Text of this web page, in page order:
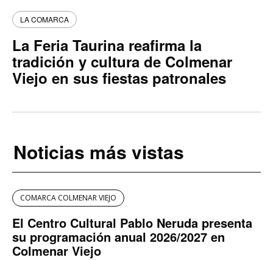
LA COMARCA
La Feria Taurina reafirma la
tradición y cultura de Colmenar
Viejo en sus fiestas patronales
Noticias más vistas
COMARCA COLMENAR VIEJO
El Centro Cultural Pablo Neruda presenta
su programación anual 2026/2027 en
Colmenar Viejo